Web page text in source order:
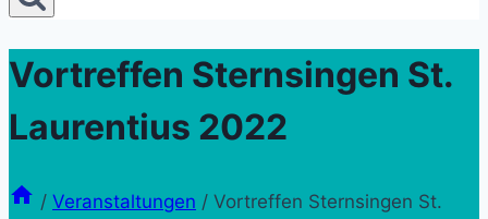
Vortreffen Sternsingen St.
Laurentius 2022
/ Veranstaltungen / Vortreffen Sternsingen St.